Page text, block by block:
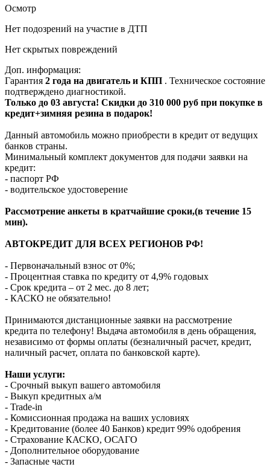
Осмотр
Нет подозрений на участие в ДТП
Нет скрытых повреждений
Доп. информация:
Гарантия 2 года на двигатель и КПП . Техническое состояние
подтверждено диагностикой.
Только до 03 августа! Скидки до 310 000 руб при покупке в
кредит+зимняя резина в подарок!
Данный автомобиль можно приобрести в кредит от ведущих
банков страны.
Минимальный комплект документов для подачи заявки на
кредит:
- паспорт РФ
- водительское удостоверение
Рассмотрение анкеты в кратчайшие сроки,(в течение 15
мин).
АВТОКРЕДИТ ДЛЯ ВСЕХ РЕГИОНОВ РФ!
- Первоначальный взнос от 0%;
- Процентная ставка по кредиту от 4,9% годовых
- Срок кредита – от 2 мес. до 8 лет;
- КАСКО не обязательно!
Принимаются дистанционные заявки на рассмотрение
кредита по телефону! Выдача автомобиля в день обращения,
независимо от формы оплаты (безналичный расчет, кредит,
наличный расчет, оплата по банковской карте).
Наши услуги:
- Срочный выкуп вашего автомобиля
- Выкуп кредитных а/м
- Trade-in
- Комиссионная продажа на ваших условиях
- Кредитование (более 40 Банков) кредит 99% одобрения
- Страхование КАСКО, ОСАГО
- Дополнительное оборудование
- Запасные части